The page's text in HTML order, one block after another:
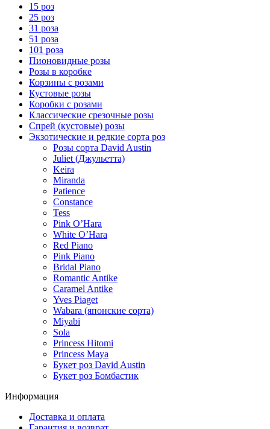
15 роз
25 роз
31 роза
51 роза
101 роза
Пионовидные розы
Розы в коробке
Корзины с розами
Кустовые розы
Коробки с розами
Классические срезочные розы
Спрей (кустовые) розы
Экзотические и редкие сорта роз
Розы сорта David Austin
Juliet (Джульетта)
Keira
Miranda
Patience
Constance
Tess
Pink O’Hara
White O’Hara
Red Piano
Pink Piano
Bridal Piano
Romantic Antike
Caramel Antike
Yves Piaget
Wabara (японские сорта)
Miyabi
Sola
Princess Hitomi
Princess Maya
Букет роз David Austin
Букет роз Бомбастик
Информация
Доставка и оплата